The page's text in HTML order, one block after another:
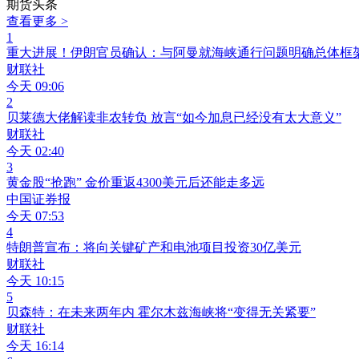
期货头条
查看更多 >
1
重大进展！伊朗官员确认：与阿曼就海峡通行问题明确总体框
财联社
今天 09:06
2
贝莱德大佬解读非农转负 放言“如今加息已经没有太大意义”
财联社
今天 02:40
3
黄金股“抢跑” 金价重返4300美元后还能走多远
中国证券报
今天 07:53
4
特朗普宣布：将向关键矿产和电池项目投资30亿美元
财联社
今天 10:15
5
贝森特：在未来两年内 霍尔木兹海峡将“变得无关紧要”
财联社
今天 16:14